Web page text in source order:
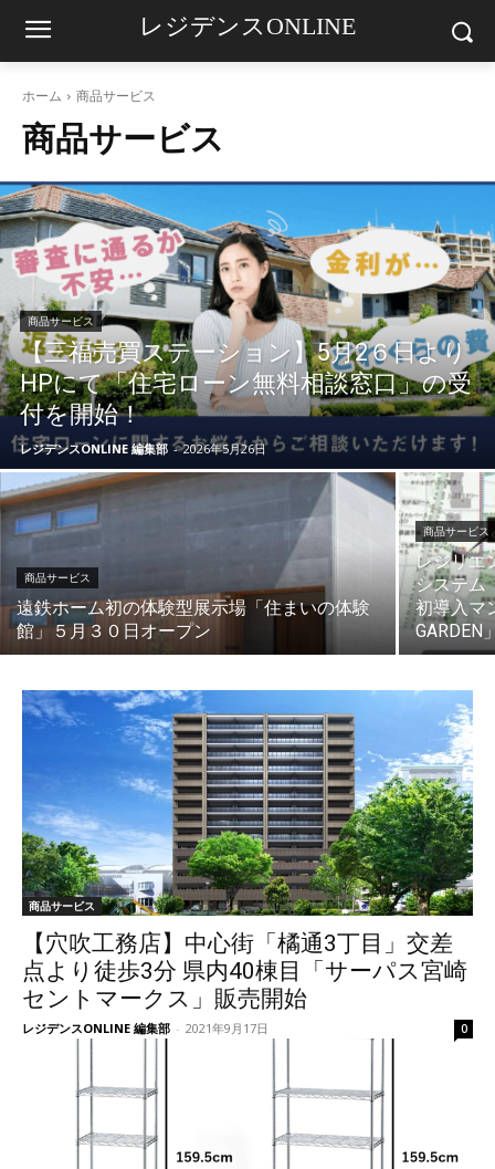
レジデンスONLINE
ホーム 商品サービス
商品サービス
商品サービス
【三福売買ステーション】5月2６日より
HPにて「住宅ローン無料相談窓口」の受
付を開始！
レジデンスONLINE 編集部 - 2026年5月26日
商品サービス
遠鉄ホーム初の体験型展示場「住まいの体験
館」５月３０日オープン
商品サービス
レジリエ
システム
初導入マ
GARDEN
商品サービス
【穴吹工務店】中心街「橘通3丁目」交差
点より徒歩3分 県内40棟目「サーパス宮崎
セントマークス」販売開始
レジデンスONLINE 編集部 - 2021年9月17日 0